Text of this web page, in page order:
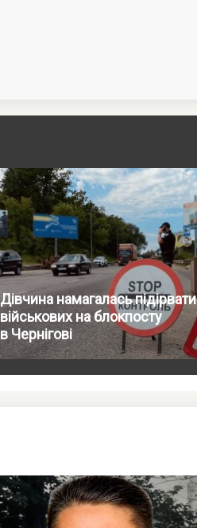
Дівчина намагалась підірвати
військових на блокпосту
в Чернігові